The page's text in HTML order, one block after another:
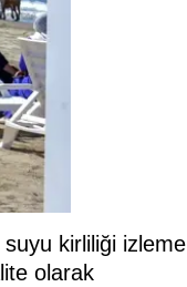
kirliliği izleme
olarak